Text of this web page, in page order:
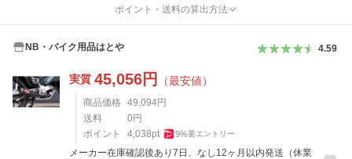
ポイント・送料の算出方法
NB・バイク用品はとや 4.59
実質 45,056円 （最安値）
商品価格 49,094円
送料
0 円
ポイント
4,038pt 9%要エントリー
メーカー在庫確認後あり7日、なし12ヶ月以内発送（休業